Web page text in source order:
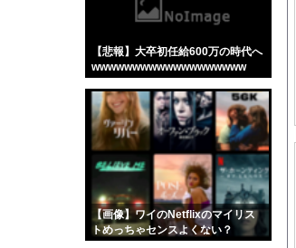
【悲報】大卒初任給600万の時代へ
wwwwwwwwwwwwwwwwwww
【画像】ワイのNetflixのマイリス
トめっちゃセンスよくない？